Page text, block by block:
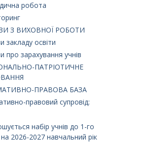
робота
З ВИХОВНОЇ РОБОТИ
закладу освіти
про зарахування учнів
ПАТРІОТИЧНЕ
ПРАВОВА БАЗА
правовий супровід:
набір учнів до 1-го
2026-2027 навчальний рік